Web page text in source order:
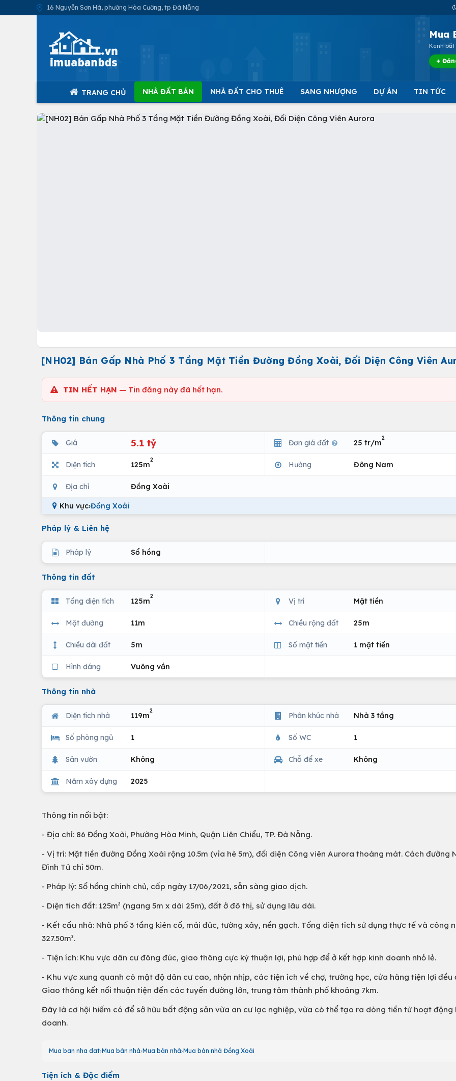
16 Nguyễn Sơn Hà, phường Hòa Cường, tp Đà Nẵng
Mua
Kênh bất
+
TRANG CHỦ NHÀ ĐẤT BÁN NHÀ ĐẤT CHO THUÊ SANG NHƯỢNG DỰ ÁN TIN TỨC
[NH02] Bán Gấp Nhà Phố 3 Tầng Mặt Tiền Đường Đồng Xoài, Đối Diện Công Viên
TIN HẾT HẠN — Tin đăng này đã hết hạn.
Thông tin chung
Giá 5.1 tỷ Đơn giá đất 25 tr/m
2
Diện tích 125m
2
Hướng Đông Nam
Địa chỉ Đồng Xoài
Khu vực›Đồng Xoài
Pháp lý & Liên hệ
Pháp lý Sổ hồng
Thông tin đất
Tổng diện tích 125m
2
Vị trí Mặt tiền
Mặt đường 11m Chiều rộng đất 25m
Chiều dài đất 5m Số mặt tiền 1 mặt tiền
Hình dáng Vuông vắn
Thông tin nhà
Diện tích nhà 119m
2
Phân khúc nhà Nhà 3 tầng
Số phòng ngủ 1 Số WC 1
Sân vườn Không Chỗ để xe Không
Năm xây dựng 2025
Thông tin nổi bật:
- Địa chỉ: 86 Đồng Xoài, Phường Hòa Minh, Quận Liên Chiểu, TP. Đà Nẵng.
- Vị trí: Mặt tiền đường Đồng Xoài rộng 10.5m (vỉa hè 5m), đối diện Công viên Aurora thoáng mát. Cách đường
Đình Tứ chỉ 50m.
- Pháp lý: Sổ hồng chính chủ, cấp ngày 17/06/2021, sẵn sàng giao dịch.
- Diện tích đất: 125m² (ngang 5m x dài 25m), đất ở đô thị, sử dụng lâu dài.
- Kết cấu nhà: Nhà phố 3 tầng kiên cố, mái đúc, tường xây, nền gạch. Tổng diện tích sử dụng thực tế và công
327.50m².
- Tiện ích: Khu vực dân cư đông đúc, giao thông cực kỳ thuận lợi, phù hợp để ở kết hợp kinh doanh nhỏ lẻ.
- Khu vực xung quanh có mật độ dân cư cao, nhộn nhịp, các tiện ích về chợ, trường học, cửa hàng tiện lợi đều
Giao thông kết nối thuận tiện đến các tuyến đường lớn, trung tâm thành phố khoảng 7km.
Đây là cơ hội hiếm có để sở hữu bất động sản vừa an cư lạc nghiệp, vừa có thể tạo ra dòng tiền từ hoạt động
doanh.
Mua ban nha dat Mua bán nhà Mua bán nhà Mua bán nhà Đồng Xoài
Tiện ích & Đặc điểm